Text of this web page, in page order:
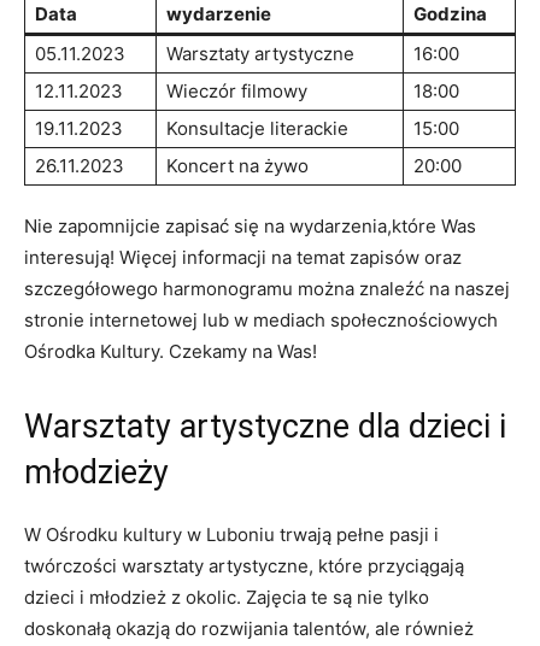
Data wydarzenie
Godzina
05.11.2023
Warsztaty artystyczne
16:00
12.11.2023
Wieczór filmowy
18:00
19.11.2023
Konsultacje literackie
15:00
26.11.2023
Koncert na żywo 20:00
Nie zapomnijcie zapisać się na wydarzenia,które Was
interesują! Więcej informacji na temat zapisów oraz
szczegółowego harmonogramu można znaleźć na naszej
stronie internetowej lub w mediach społecznościowych
Ośrodka Kultury. Czekamy na Was!
Warsztaty artystyczne dla dzieci i
młodzieży
W Ośrodku kultury w Luboniu trwają pełne pasji i
twórczości warsztaty artystyczne, które przyciągają
dzieci i młodzież z okolic. Zajęcia te są nie tylko
doskonałą okazją do rozwijania talentów, ale również